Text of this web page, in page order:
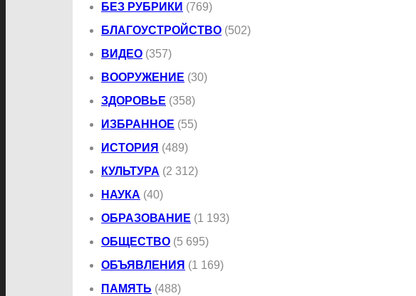
БЕЗ РУБРИКИ (769)
БЛАГОУСТРОЙСТВО (502)
ВИДЕО (357)
ВООРУЖЕНИЕ (30)
ЗДОРОВЬЕ (358)
ИЗБРАННОЕ (55)
ИСТОРИЯ (489)
КУЛЬТУРА (2 312)
НАУКА (40)
ОБРАЗОВАНИЕ (1 193)
ОБЩЕСТВО (5 695)
ОБЪЯВЛЕНИЯ (1 169)
ПАМЯТЬ (488)